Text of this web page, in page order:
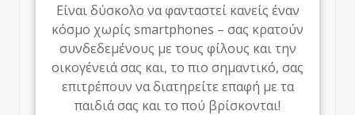
Είναι δύσκολο να φανταστεί κανείς έναν
κόσμο χωρίς smartphones – σας κρατούν
συνδεδεμένους με τους φίλους και την
οικογένειά σας και, το πιο σημαντικό, σας
επιτρέπουν να διατηρείτε επαφή με τα
παιδιά σας και το πού βρίσκονται!